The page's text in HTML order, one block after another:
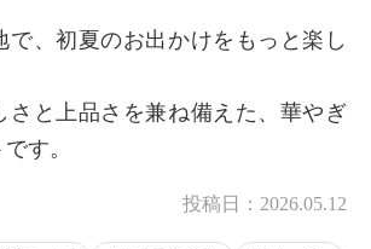
で、初夏のお出かけをもっと楽し
さと上品さを兼ね備えた、華やぎ
す。
投稿日： 2026.05.12